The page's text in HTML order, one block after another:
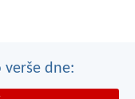
verše dne: